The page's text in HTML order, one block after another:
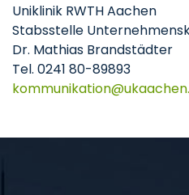
Uniklinik RWTH Aachen
Stabsstelle
Dr. Mathias Brandstädter
Tel. 0241 80-89893
kommunikation
ukaachen